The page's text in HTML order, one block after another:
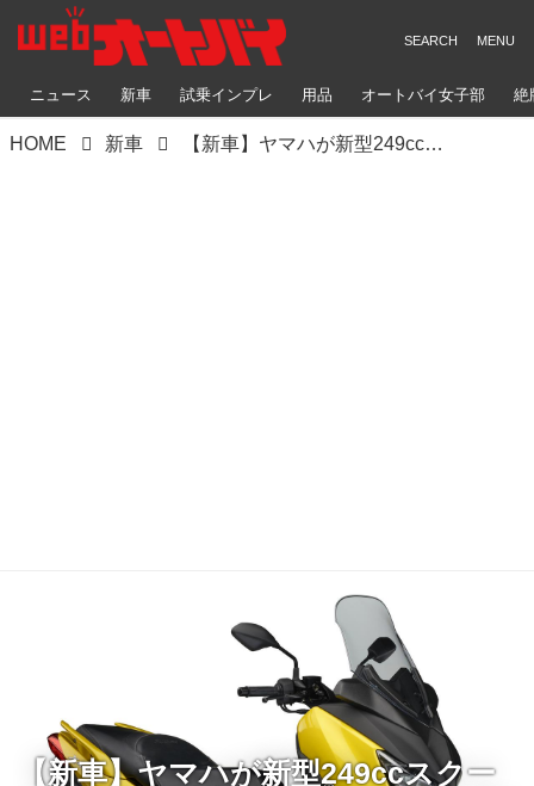
ニュース 新車 試乗インプレ 用品 オートバイ女子部 絶
HOME 新車 【新車】ヤマハが新型249ccスクーター「XMAX ABS」を発売へ！ 価格は64万2600円！
【新車】ヤマハが新型249ccスクー